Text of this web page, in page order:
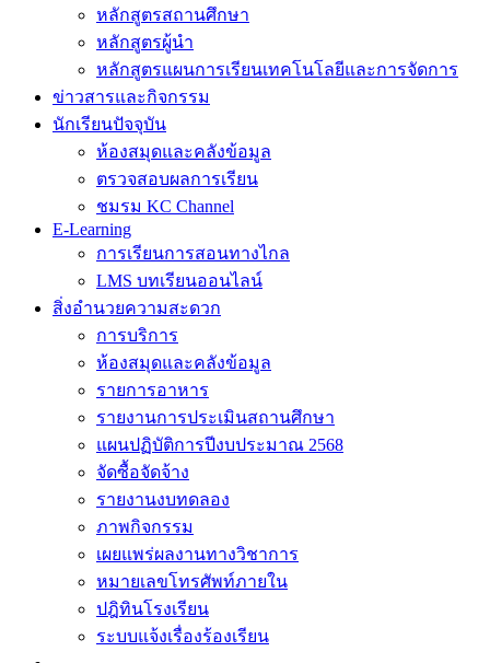
หลักสูตรสถานศึกษา
หลักสูตรผู้นำ
หลักสูตรแผนการเรียนเทคโนโลยีและการจัดการ
ข่าวสารและกิจกรรม
นักเรียนปัจจุบัน
ห้องสมุดและคลังข้อมูล
ตรวจสอบผลการเรียน
ชมรม KC Channel
E-Learning
การเรียนการสอนทางไกล
LMS บทเรียนออนไลน์
สิ่งอำนวยความสะดวก
การบริการ
ห้องสมุดและคลังข้อมูล
รายการอาหาร
รายงานการประเมินสถานศึกษา
แผนปฏิบัติการปีงบประมาณ 2568
จัดซื้อจัดจ้าง
รายงานงบทดลอง
ภาพกิจกรรม
เผยแพร่ผลงานทางวิชาการ
หมายเลขโทรศัพท์ภายใน
ปฎิทินโรงเรียน
ระบบแจ้งเรื่องร้องเรียน